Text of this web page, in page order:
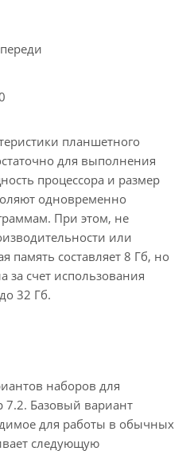
планшетного
для выполнения
процессора и размер
одновременно
При этом, не
или
память составляет 8 Гб, но
счет использования
32 Гб.
наборов для
7.2. Базовый вариант
для работы в обычных
следующую